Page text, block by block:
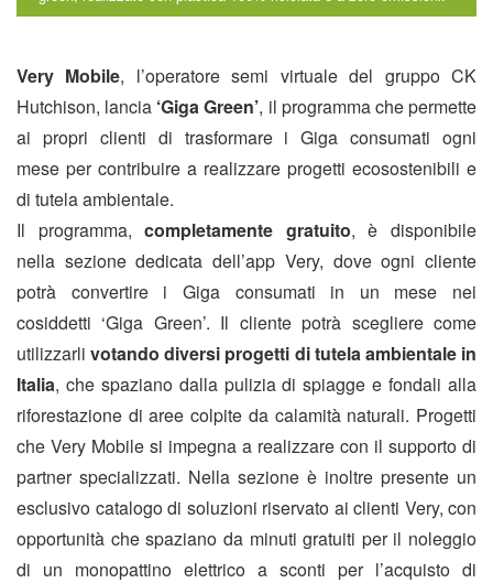
Very Mobile, l’operatore semi virtuale del gruppo CK
Hutchison, lancia ‘Giga Green’, il programma che permette
ai propri clienti di trasformare i Giga consumati ogni
mese per contribuire a realizzare progetti ecosostenibili e
di tutela ambientale.
Il programma,completamente gratuito, è disponibile
nella sezione dedicata dell’app Very, dove ogni cliente
potrà convertire i Giga consumati in un mese nei
cosiddetti ‘Giga Green’. Il cliente potrà scegliere come
utilizzarlivotando diversi progetti di tutela ambientale in
Italia, che spaziano dalla pulizia di spiagge e fondali alla
riforestazione di aree colpite da calamità naturali. Progetti
che Very Mobile si impegna a realizzare con il supporto di
partner specializzati. Nella sezione è inoltre presente un
esclusivo catalogo di soluzioni riservato ai clienti Very, con
opportunità che spaziano da minuti gratuiti per il noleggio
di un monopattino elettrico a sconti per l’acquisto di